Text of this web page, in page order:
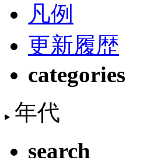
凡例
更新履歴
categories
年代
search